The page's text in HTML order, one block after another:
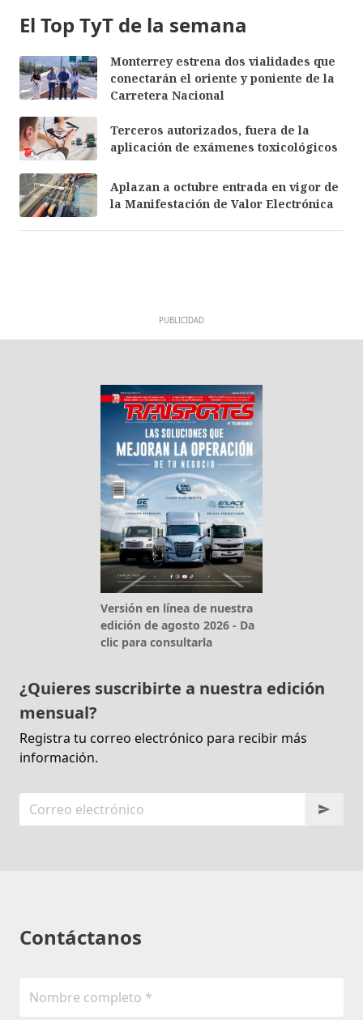
El Top TyT de la semana
Monterrey estrena dos vialidades que
conectarán el oriente y poniente de la
Carretera Nacional
Terceros autorizados, fuera de la
aplicación de exámenes toxicológicos
Aplazan a octubre entrada en vigor de
la Manifestación de Valor Electrónica
PUBLICIDAD
Versión en línea de nuestra
edición de agosto 2026 - Da
clic para consultarla
¿Quieres suscribirte a nuestra edición
mensual?
Registra tu correo electrónico para recibir más
información.
Contáctanos